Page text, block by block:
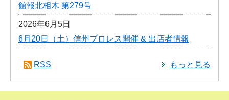
館報北相木 第279号
2026年6月5日
6月20日（土）信州プロレス開催 & 出店者情報
もっと見る
RSS